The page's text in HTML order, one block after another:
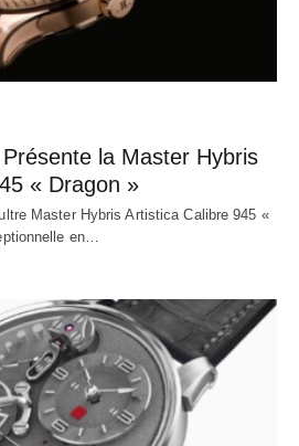
la Master Hybris
« Dragon »
Master Hybris Artistica Calibre 945 «
en…